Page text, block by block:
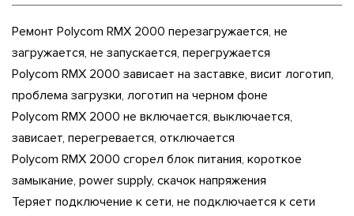
Ремонт Polycom RMX 2000 перезагружается, не
загружается, не запускается, перегружается
Polycom RMX 2000 зависает на заставке, висит логотип,
проблема загрузки, логотип на черном фоне
Polycom RMX 2000 не включается, выключается,
зависает, перегревается, отключается
Polycom RMX 2000 сгорел блок питания, короткое
замыкание, power supply, скачок напряжения
Теряет подключение к сети, не подключается к сети